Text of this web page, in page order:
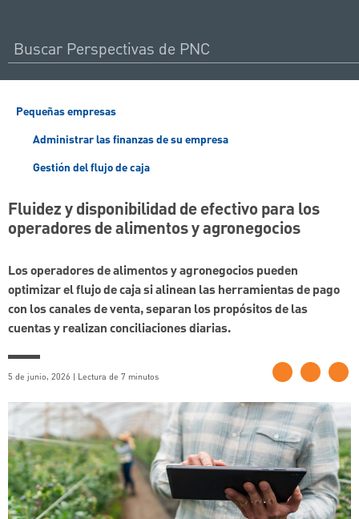
Pequeñas empresas
Administrar las finanzas de su empresa
Gestión del flujo de caja
Fluidez y disponibilidad de efectivo para los
operadores de alimentos y agronegocios
Los operadores de alimentos y agronegocios pueden
optimizar el flujo de caja si alinean las herramientas de pago
con los canales de venta, separan los propósitos de las
cuentas y realizan conciliaciones diarias.
5 de junio, 2026 | Lectura de 7 minutos